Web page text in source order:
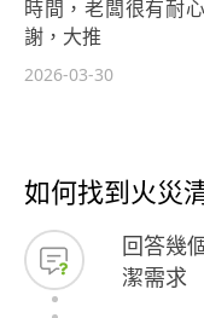
時間，老闆很有耐
謝，大推
2026-03-30
如何找到火災
回答幾
潔需求